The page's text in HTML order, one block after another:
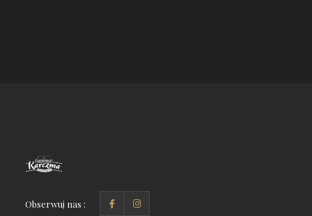
Obserwuj nas :